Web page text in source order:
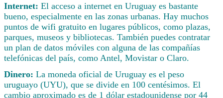
Internet: El acceso a internet en Uruguay es bastante
bueno, especialmente en las zonas urbanas. Hay muchos
puntos de wifi gratuito en lugares públicos, como plazas,
parques, museos y bibliotecas. También puedes contratar
un plan de datos móviles con alguna de las compañías
telefónicas del país, como Antel, Movistar o Claro.
Dinero: La moneda oficial de Uruguay es el peso
uruguayo (UYU), que se divide en 100 centésimos. El
cambio aproximado es de 1 dólar estadounidense por 44